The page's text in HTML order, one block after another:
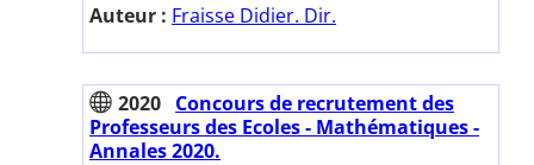
Auteur : Fraisse Didier. Dir.
2020 Concours de recrutement des
Professeurs des Ecoles - Mathématiques -
Annales 2020.